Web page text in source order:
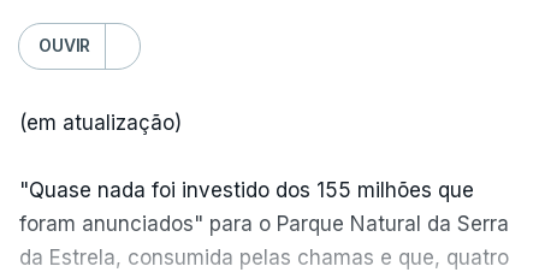
OUVIR
(em atualização)
"Quase nada foi investido dos 155 milhões que
foram anunciados" para o Parque Natural da Serra
da Estrela, consumida pelas chamas e que, quatro